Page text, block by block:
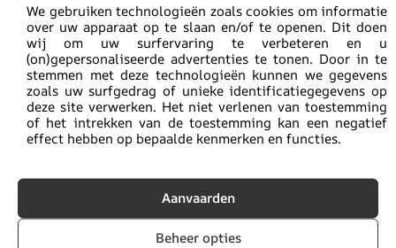
We gebruiken technologieën zoals cookies om informatie
over uw apparaat op te slaan en/of te openen. Dit doen
wij om uw surfervaring te verbeteren en u
(on)gepersonaliseerde advertenties te tonen. Door in te
stemmen met deze technologieën kunnen we gegevens
zoals uw surfgedrag of unieke identificatiegegevens op
deze site verwerken. Het niet verlenen van toestemming
of het intrekken van de toestemming kan een negatief
effect hebben op bepaalde kenmerken en functies.
Aanvaarden
Beheer opties